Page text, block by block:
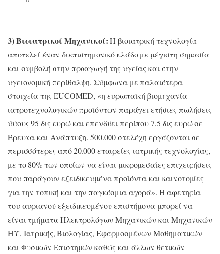
3) Βιοιατρικοί Μηχανικοί: Η βιοιατρική τεχνολογία
αποτελεί έναν διεπιστημονικό κλάδο με μέγιστη σημασία
και συμβολή στην προαγωγή της υγείας και στην
υγειονομική περίθαλψη. Σύμφωνα με παλαιότερα
στοιχεία της EUCOMED, «η ευρωπαϊκή βιομηχανία
ιατροτεχνολογικών προϊόντων παράγει ετήσιες πωλήσεις
ύψους 95 δις ευρώ και επενδύει περίπου 7,5 δις ευρώ σε
Έρευνα και Ανάπτυξη. 500.000 στελέχη εργάζονται σε
περισσότερες από 20.000 εταιρείες ιατρικής τεχνολογίας,
με το 80% των οποίων να είναι μικρομεσαίες επιχειρήσεις
που παράγουν εξειδικευμένα προϊόντα και καινοτομίες
για την τοπική και την παγκόσμια αγορά». Η αφετηρία
του αυριανού εξειδικευμένου επιστήμονα μπορεί να
είναι τμήματα Ηλεκτρολόγων Μηχανικών και Μηχανικών
ΗΥ, Ιατρικής, Βιολογίας, Εφαρμοσμένων Μαθηματικών
και Φυσικών Επιστημών καθώς και άλλων θετικών